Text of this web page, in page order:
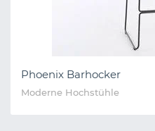
Phoenix Barhocker
Moderne Hochstühle